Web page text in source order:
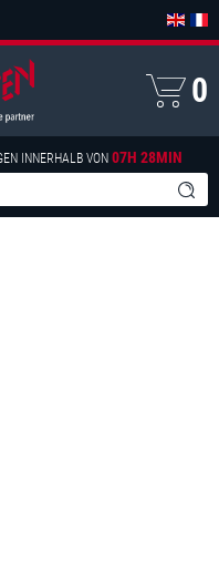
INNERHALB VON 07H 28MIN
0